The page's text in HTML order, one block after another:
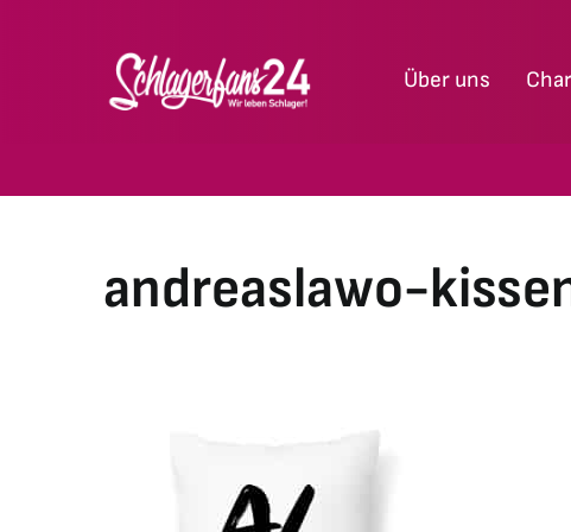
Über uns
andreaslawo-